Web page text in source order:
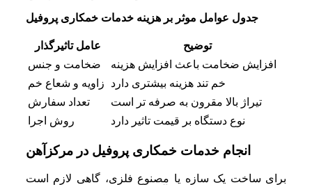
جدول عوامل موثر بر هزینه خدمات خمکاری پروفیل
عامل تاثیرگذار
توضیح
ضخامت و جنس
افزایش ضخامت باعث افزایش هزینه
زاویه و شعاع خم
خم تند هزینه بیشتری دارد
تعداد سفارش
تیراژ بالا مقرون‌ به‌ صرفه‌ تر است
روش اجرا
نوع دستگاه بر قیمت تاثیر دارد
انجام خدمات خمکاری پروفیل در مرکزآهن
برای ساخت یک سازه یا مصنوع فلزی، گاهی لازم است